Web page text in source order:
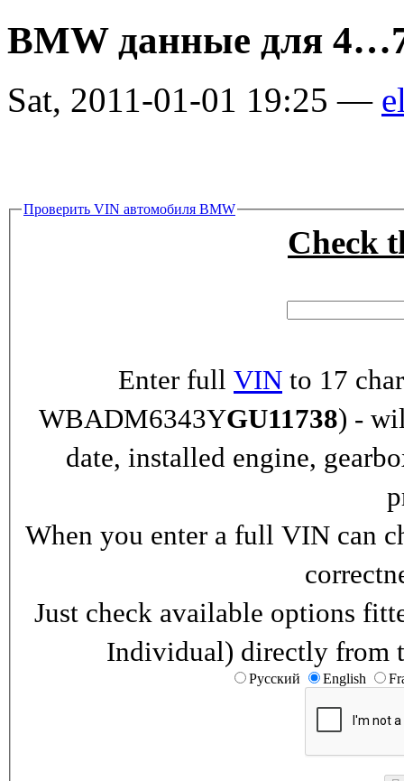
BMW данные для
Sat, 2011-01-01 19:25 —
Проверить VIN автомобиля BMW
Check
Enter full VIN to 17
WBADM6343YGU11738) -
date, installed engine,
When you enter a full VIN can
Just check available options
Individual) directly from
Русский English